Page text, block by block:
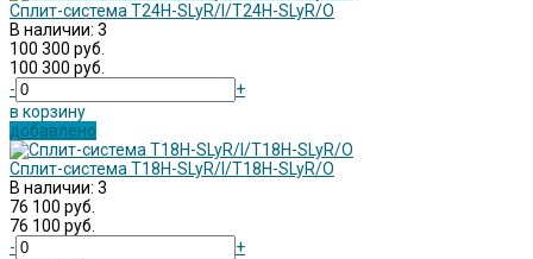
Сплит-система T24H-SLyR/I/T24H-SLyR/O
В наличии: 3
100 300 руб.
100 300 руб.
-
+
в корзину
добавлено
Сплит-система T18H-SLyR/I/T18H-SLyR/O
В наличии: 3
76 100 руб.
76 100 руб.
-
+